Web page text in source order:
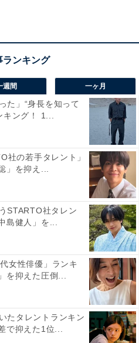
いた、JR京浜東北線の浦和
利便性の高さに加え、大型
充実した教育・文化施設が
埼玉県民の「住みたい街
キング！ 2位は「浦和」、では1
All About ニュース編集
の話題から世の中の動きまで、暮
どうして？」を分かりやすく伝え
です。お金や仕事、恋愛、ITに関
やすく回答するほか、エンタメ情
介しています。
...続きを読む
週間 一ヶ月
た」“身長を知って
キング！ 1...
社の若手タレント」
」を抑え...
STARTO社タレン
島健人」を...
女性俳優」ランキ
を抑えた圧倒...
たタレントランキン
で抑えた1位...